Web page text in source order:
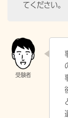
てください。